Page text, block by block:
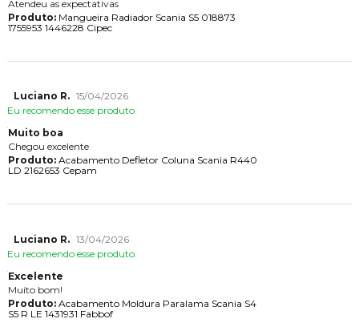
Atendeu as expectativas
Produto:Mangueira Radiador Scania S5 018873
1755953 1446228 Cipec
Luciano R. 15/04/2026
Eu recomendo esse produto.
Muito boa
Chegou excelente
Produto:Acabamento Defletor Coluna Scania R440
LD 2162653 Cepam
Luciano R. 13/04/2026
Eu recomendo esse produto.
Excelente
Muito bom!
Produto:Acabamento Moldura Paralama Scania S4
S5 R LE 1431931 Fabbof